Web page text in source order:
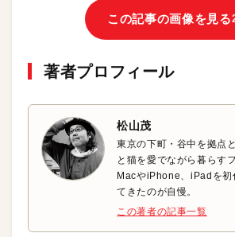
この記事の画像を見る
著者プロフィール
松山茂
東京の下町・谷中を拠点
と猫を愛でながら暮らす
MacやiPhone、iPadを初
てきたのが自慢。
この著者の記事一覧